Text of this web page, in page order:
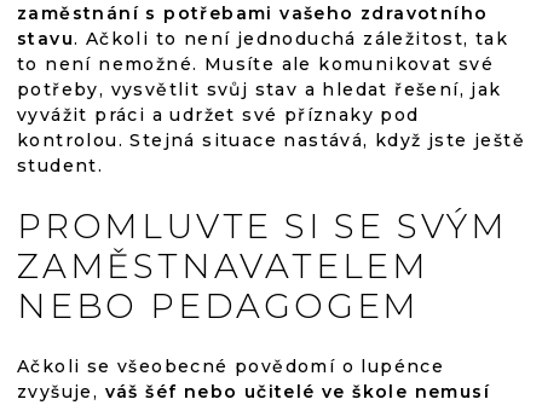
zaměstnání s potřebami vašeho zdravotního
stavu. Ačkoli to není jednoduchá záležitost, tak
to není nemožné. Musíte ale komunikovat své
potřeby, vysvětlit svůj stav a hledat řešení, jak
vyvážit práci a udržet své příznaky pod
kontrolou. Stejná situace nastává, když jste ještě
student.
PROMLUVTE SI SE SVÝM
ZAMĚSTNAVATELEM
NEBO PEDAGOGEM
Ačkoli se všeobecné povědomí o lupénce
zvyšuje, váš šéf nebo učitelé ve škole nemusí